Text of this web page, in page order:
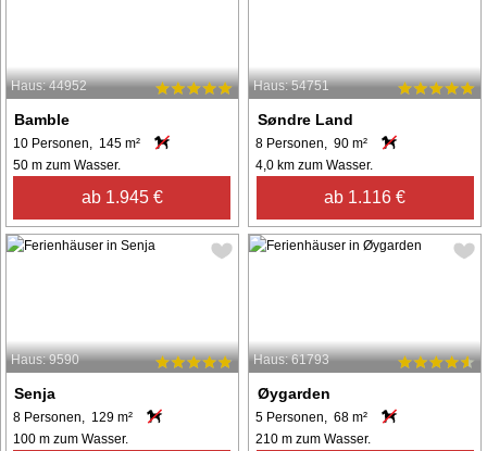
Haus: 44952
Bamble
10 Personen, 145 m²
50 m zum Wasser.
ab 1.945 €
Haus: 54751
Søndre Land
8 Personen, 90 m²
4,0 km zum Wasser.
ab 1.116 €
Haus: 9590
Senja
8 Personen, 129 m²
100 m zum Wasser.
Haus: 61793
Øygarden
5 Personen, 68 m²
210 m zum Wasser.